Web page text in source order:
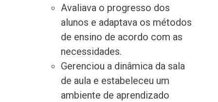
Avaliava o progresso dos
alunos e adaptava os métodos
de ensino de acordo com as
necessidades.
Gerenciou a dinâmica da sala
de aula e estabeleceu um
ambiente de aprendizado